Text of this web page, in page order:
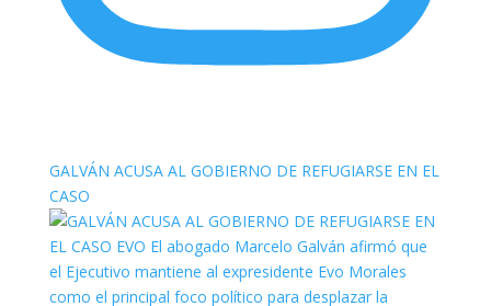
GALVÁN ACUSA AL GOBIERNO DE REFUGIARSE EN EL
CASO